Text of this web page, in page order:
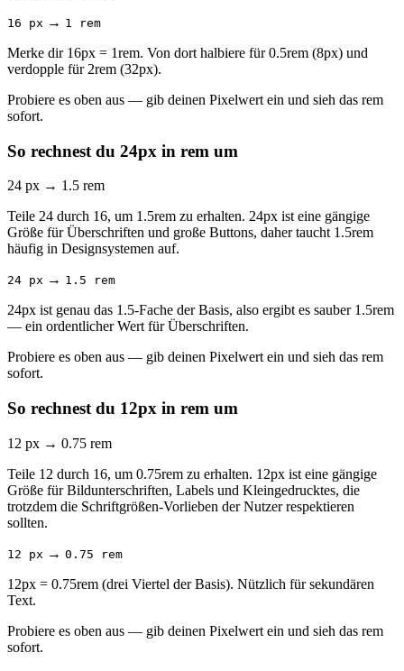
16 px → 1 rem
Merke dir 16px = 1rem. Von dort halbiere für 0.5rem (8px) und
verdopple für 2rem (32px).
Probiere es oben aus — gib deinen Pixelwert ein und sieh das rem
sofort.
So rechnest du 24px in rem um
24 px → 1.5 rem
Teile 24 durch 16, um 1.5rem zu erhalten. 24px ist eine gängige
Größe für Überschriften und große Buttons, daher taucht 1.5rem
häufig in Designsystemen auf.
24 px → 1.5 rem
24px ist genau das 1.5-Fache der Basis, also ergibt es sauber 1.5rem
— ein ordentlicher Wert für Überschriften.
Probiere es oben aus — gib deinen Pixelwert ein und sieh das rem
sofort.
So rechnest du 12px in rem um
12 px → 0.75 rem
Teile 12 durch 16, um 0.75rem zu erhalten. 12px ist eine gängige
Größe für Bildunterschriften, Labels und Kleingedrucktes, die
trotzdem die Schriftgrößen-Vorlieben der Nutzer respektieren
sollten.
12 px → 0.75 rem
12px = 0.75rem (drei Viertel der Basis). Nützlich für sekundären
Text.
Probiere es oben aus — gib deinen Pixelwert ein und sieh das rem
sofort.